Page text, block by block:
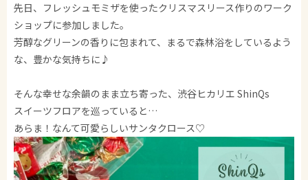
先日、フレッシュモミザを使ったクリスマスリース作りのワーク
ショップに参加しました。
芳醇なグリーンの香りに包まれて、まるで森林浴をしているよう
な、豊かな気持ちに♪
そんな幸せな余韻のまま立ち寄った、渋谷ヒカリエ ShinQs
スイーツフロアを巡っていると…
あらま！なんて可愛らしいサンタクロース♡